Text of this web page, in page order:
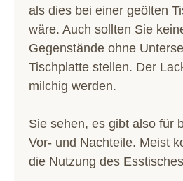
als dies bei einer geölten
wäre. Auch sollten Sie
Gegenstände ohne
Tischplatte stellen. Der
milchig werden.
Sie sehen, es gibt also für
Vor- und Nachteile. Meist
die Nutzung des